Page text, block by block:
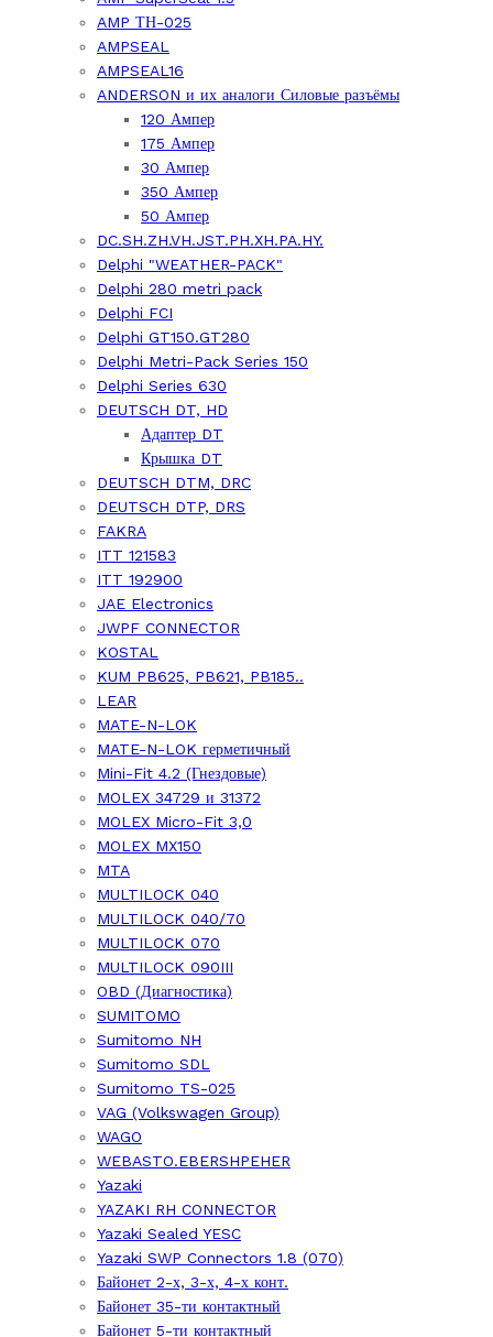
AMP ТН-025
AMPSEAL
AMPSEAL16
ANDERSON и их аналоги Силовые разъёмы
120 Ампер
175 Ампер
30 Ампер
350 Ампер
50 Ампер
DC.SH.ZH.VH.JST.PH.XH.PA.HY.
Delphi "WEATHER-PACK"
Delphi 280 metri pack
Delphi FCI
Delphi GT150.GT280
Delphi Metri-Pack Series 150
Delphi Series 630
DEUTSCH DT, HD
Адаптер DT
Крышка DT
DEUTSCH DTM, DRC
DEUTSCH DTP, DRS
FAKRA
ITT 121583
ITT 192900
JAE Electronics
JWPF CONNECTOR
KOSTAL
KUM PB625, PB621, PB185..
LEAR
MATE-N-LOK
MATE-N-LOK герметичный
Mini-Fit 4.2 (Гнездовые)
MOLEX 34729 и 31372
MOLEX Micro-Fit 3,0
MOLEX MX150
MTA
MULTILOCK 040
MULTILOCK 040/70
MULTILOCK 070
MULTILOCK 090III
OBD (Диагностика)
SUMITOMO
Sumitomo NH
Sumitomo SDL
Sumitomo TS-025
VAG (Volkswagen Group)
WAGO
WEBASTO.EBERSHPEHER
Yazaki
YAZAKI RH CONNECTOR
Yazaki Sealed YESC
Yazaki SWP Connectors 1.8 (070)
Байонет 2-х, 3-х, 4-х конт.
Байонет 35-ти контактный
Байонет 5-ти контактный